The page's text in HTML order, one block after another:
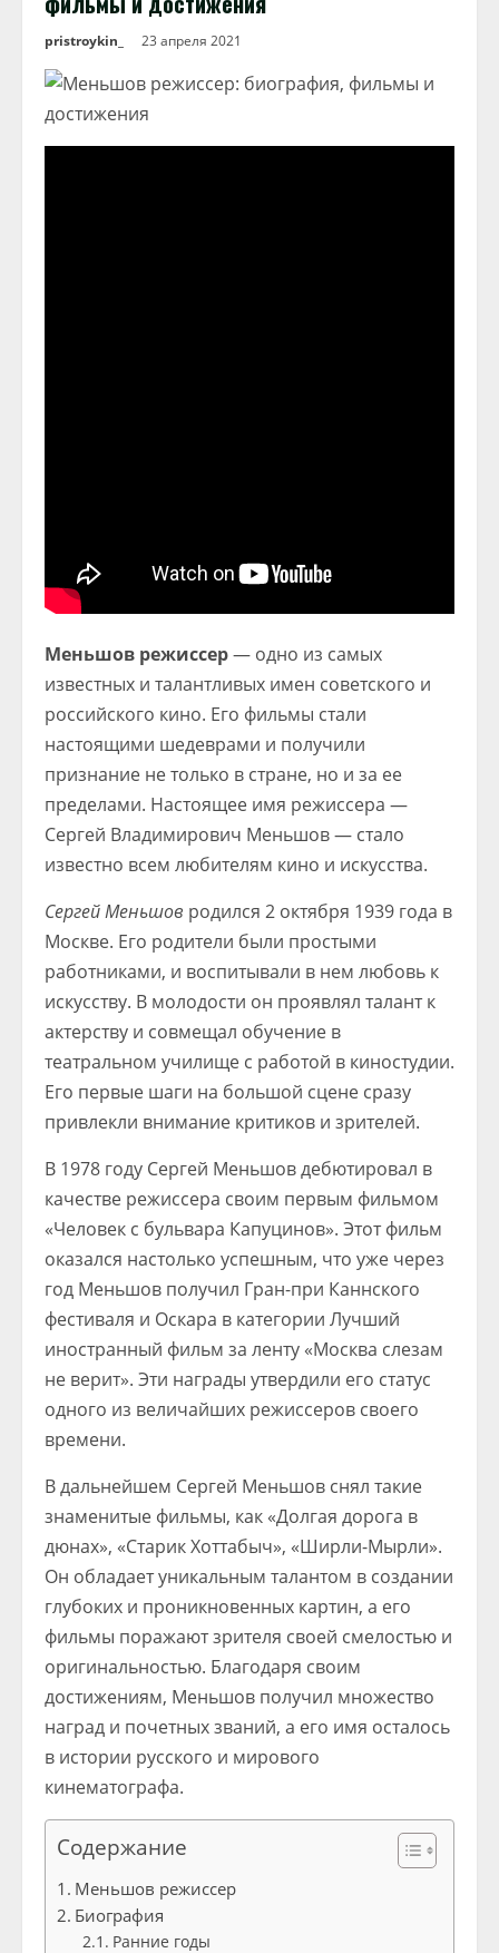
pristroykin_ 23 апреля 2021
Меньшов режиссер— одно из самых
известных и талантливых имен советского и
российского кино. Его фильмы стали
настоящими шедеврами и получили
признание не только в стране, но и за ее
пределами. Настоящее имя режиссера —
Сергей Владимирович Меньшов — стало
известно всем любителям кино и искусства.
Сергей Меньшов родился 2 октября 1939 года в
Москве. Его родители были простыми
работниками, и воспитывали в нем любовь к
искусству. В молодости он проявлял талант к
актерству и совмещал обучение в
театральном училище с работой в киностудии.
Его первые шаги на большой сцене сразу
привлекли внимание критиков и зрителей.
В 1978 году Сергей Меньшов дебютировал в
качестве режиссера своим первым фильмом
«Человек с бульвара Капуцинов». Этот фильм
оказался настолько успешным, что уже через
год Меньшов получил Гран-при Каннского
фестиваля и Оскара в категории Лучший
иностранный фильм за ленту «Москва слезам
не верит». Эти награды утвердили его статус
одного из величайших режиссеров своего
времени.
В дальнейшем Сергей Меньшов снял такие
знаменитые фильмы, как «Долгая дорога в
дюнах», «Старик Хоттабыч», «Ширли-Мырли».
Он обладает уникальным талантом в создании
глубоких и проникновенных картин, а его
фильмы поражают зрителя своей смелостью и
оригинальностью. Благодаря своим
достижениям, Меньшов получил множество
наград и почетных званий, а его имя осталось
в истории русского и мирового
кинематографа.
Содержание
Меньшов режиссер
Биография
Ранние годы